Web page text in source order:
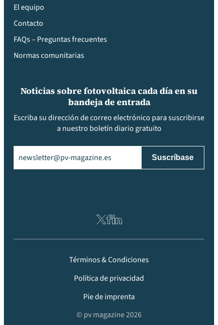
El equipo
Contacto
FAQs – Preguntas frecuentes
Normas comunitarias
Noticias sobre fotovoltaica cada día en su
bandeja de entrada
Escriba su dirección de correo electrónico para suscribirse
a nuestro boletín diario gratuito
Términos & Condiciones
Política de privacidad
Pie de imprenta
© pv magazine 2026